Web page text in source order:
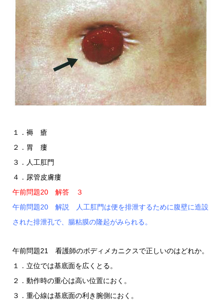
１．褥 瘡
２．胃 瘻
３．人工肛門
４．尿管皮膚瘻
午前問題20 解答 ３
午前問題20 解説 人工肛門は便を排泄するために腹壁に造設
された排泄孔で、腸粘膜の隆起がみられる。
午前問題21 看護師のボディメカニクスで正しいのはどれか。
１．立位では基底面を広くとる。
２．動作時の重心は高い位置におく。
３．重心線は基底面の利き腕側におく。